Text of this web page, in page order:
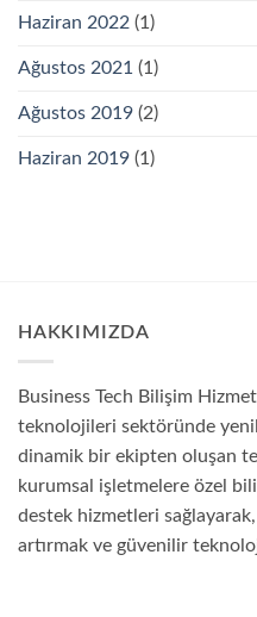
Haziran 2022 (1)
Ağustos 2021 (1)
Ağustos 2019 (2)
Haziran 2019 (1)
HAKKIMIZDA
Business Tech Bilişim
teknolojileri sektöründe
dinamik bir ekipten oluşan
kurumsal işletmelere özel
destek hizmetleri
artırmak ve güvenilir